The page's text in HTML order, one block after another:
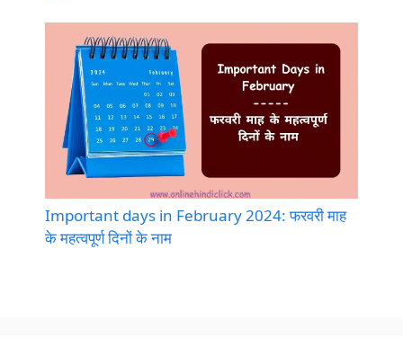
Important days in February 2024: फरवरी माह
के महत्वपूर्ण दिनों के नाम